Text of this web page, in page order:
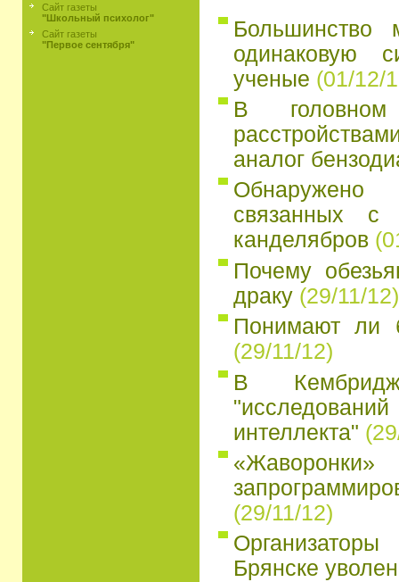
Сайт газеты
"Школьный психолог"
Сайт газеты
"Первое сентября"
Большинство
одинаковую
ученые (01/12/
В
аналог
связанных с
канделябров
Почему
драку (29/11/12)
Понимают ли
(29/11/12)
В
интеллекта"
(29/11/12)
Брянске